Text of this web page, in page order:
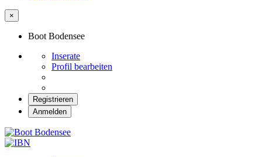
×
Boot Bodensee
Inserate
Profil bearbeiten
Registrieren
Anmelden